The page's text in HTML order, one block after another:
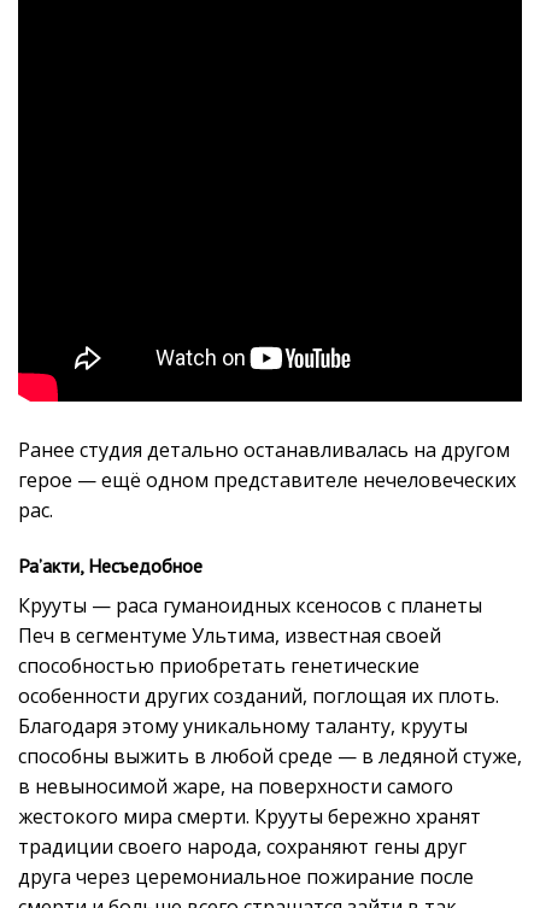
Ранее студия детально останавливалась на другом
герое — ещё одном представителе нечеловеческих
рас.
Ра’акти, Несъедобное
Крууты — раса гуманоидных ксеносов с планеты
Печ в сегментуме Ультима, известная своей
способностью приобретать генетические
особенности других созданий, поглощая их плоть.
Благодаря этому уникальному таланту, крууты
способны выжить в любой среде — в ледяной стуже,
в невыносимой жаре, на поверхности самого
жестокого мира смерти. Крууты бережно хранят
традиции своего народа, сохраняют гены друг
друга через церемониальное пожирание после